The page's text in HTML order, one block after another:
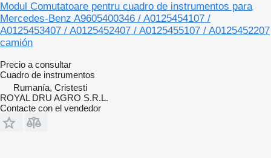
Modul Comutatoare pentru cuadro de instrumentos para
Mercedes-Benz A9605400346 / A0125454107 /
A0125453407 / A0125452407 / A0125455107 / A0125452207
camión
Precio a consultar
Cuadro de instrumentos
Rumanía, Cristesti
ROYAL DRU AGRO S.R.L.
Contacte con el vendedor